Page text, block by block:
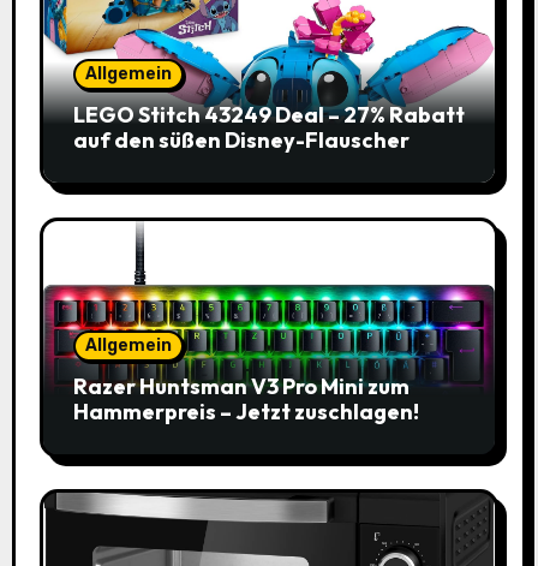
Allgemein
LEGO Stitch 43249 Deal – 27% Rabatt
auf den süßen Disney-Flauscher
Allgemein
Razer Huntsman V3 Pro Mini zum
Hammerpreis – Jetzt zuschlagen!